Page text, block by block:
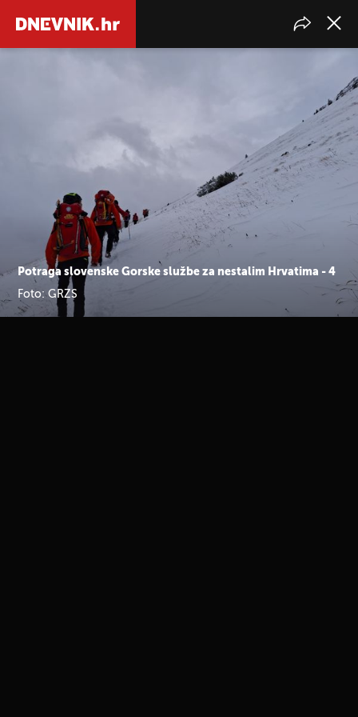
Potraga slovenske Gorske službe za nestalim Hrvatima - 4
Foto: GRZS